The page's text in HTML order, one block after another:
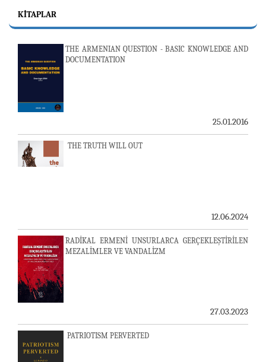
KITAPLAR
THE ARMENIAN QUESTION - BASIC KNOWLEDGE AND
DOCUMENTATION
25.01.2016
THE TRUTH WILL OUT
12.06.2024
RADİKAL ERMENİ UNSURLARCA GERÇEKLEŞTİRİLEN
MEZALİMLER VE VANDALİZM
27.03.2023
PATRIOTISM PERVERTED